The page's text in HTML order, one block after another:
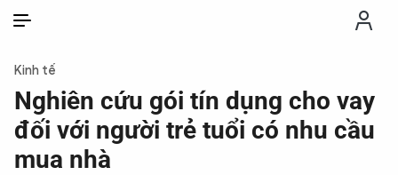
THỜI SỰ
CHỐNG DIỄN BIẾN HÒA BÌNH
Kinh tế
Nghiên cứu gói tín dụng cho vay
đối với người trẻ tuổi có nhu cầu
mua nhà